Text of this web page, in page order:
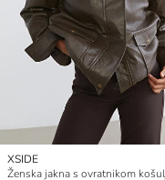
XSIDE